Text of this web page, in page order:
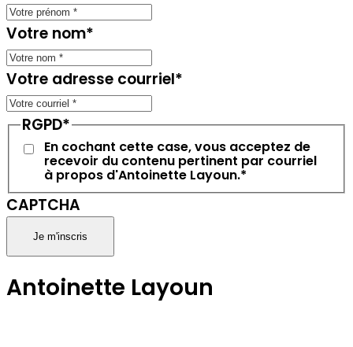
Votre nom*
Votre adresse courriel*
RGPD*
En cochant cette case, vous acceptez de
recevoir du contenu pertinent par courriel
à propos d'Antoinette Layoun.*
CAPTCHA
Antoinette Layoun